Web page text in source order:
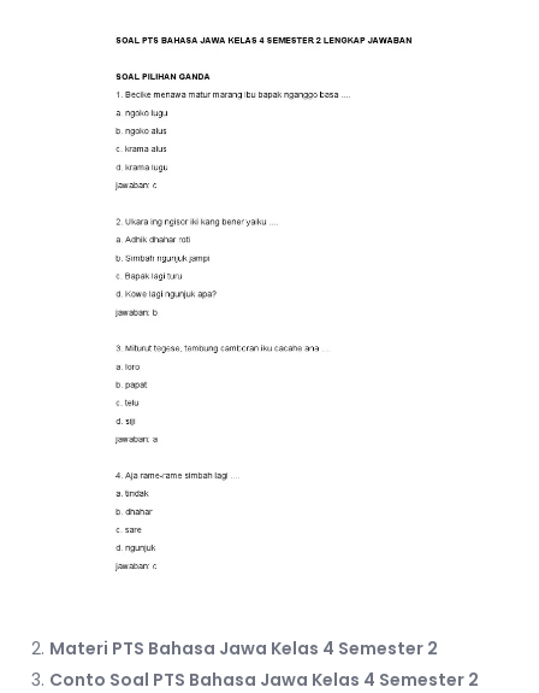
Materi PTS Bahasa Jawa Kelas 4 Semester 2
Conto Soal PTS Bahasa Jawa Kelas 4 Semester 2